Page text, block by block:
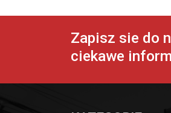
Zapisz sie do
ciekawe